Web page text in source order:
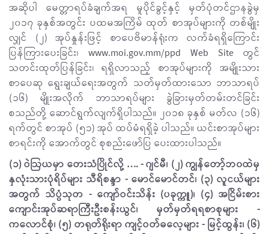
အဆိုပါ မေတ္တာရပ်ခံချက်အရ မူပိုင်ခွင့်နှင့် မှတ်ပုံတင်ဌာနခွဲမှ
၂၀၁၇ ခုနှစ်အတွင်း ပထမအကြိမ် ထုတ် စာအုပ်များကို တစ်မျိုး
လျှင် (၂) အုပ်နှုန်းဖြင့် စာပေဗိမာန်ရုံးက လက်ခံရရှိကြောင်း
ပြန်ကြားပေးခြင်း၊ www.moi.gov.mm/ppd Web Site တွင်
သတင်းထုတ်ပြန်ခြင်း၊ ရရှိလာသည့် စာအုပ်များကို အမျိုးသား
စာပေဆု ရွေးချယ်ရေးအတွက် သတ်မှတ်ထားသော ဘာသာရပ်
(၁၆) မျိုးအလိုက် ဘာသာရပ်များ ခွဲခြားမှတ်တမ်းတင်ခြင်း
စသည်တို့ ဆောင်ရွက်လျက်ရှိပါသည်။ ၂၀၁၈ ခုနှစ် မတ်လ (၁၆)
ရက်တွင် စာအုပ် (၅၁) အုပ် ထပ်မံရရှိခဲ့ ပါသည်။ ယင်းစာအုပ်များ
စာရင်းကို အောက်တွင် စုစည်းဖော်ပြ ပေးထားပါသည်။
(၁) ဝဲဩယမှာ တေးသံပြိုင်လို့ …. - ဂျင်မီ၊ (၂) ကျွန်တော့်ဘ၀ထဲမှ
နှလုံးသားပုံရိပ်များ သီရိစန္ဒာ - မောင်မောင်တင်၊ (၃) လူငယ်များ
အတွက် သိပ္ပံသုတ - ကျော်ဝင်းသိန်း (ပခုက္ကူ)၊ (၄) အငြိမ်းစား
ကျောင်းအုပ်ဆရာကြီးဦးစန်းယွင်၊ မှတ်မှတ်ရရစာစုများ -
ကလောင်စုံ၊ (၅) တရုတ်ရိုးရာ ကျင့်ဝတ်ဓလေ့များ - မြင့်ထွန်း၊ (၆)